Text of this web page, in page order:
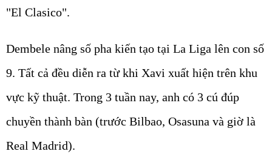
"El Clasico".
Dembele nâng số pha kiến tạo tại La Liga lên con số
9. Tất cả đều diễn ra từ khi Xavi xuất hiện trên khu
vực kỹ thuật. Trong 3 tuần nay, anh có 3 cú đúp
chuyền thành bàn (trước Bilbao, Osasuna và giờ là
Real Madrid).